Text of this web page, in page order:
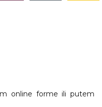
online forme ili putem